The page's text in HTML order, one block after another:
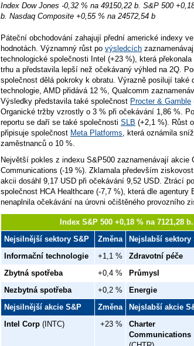
Index Dow Jones -0,32 % na 49150,22 b. S&P 500
b. Nasdaq Composite +0,55 % na 24572,54 b
Páteční obchodování zahajují přední americké indexy
hodnotách. Významný růst po výsledcích
technologické společnosti Intel (+23 %), která překonala
trhu a představila lepší než očekávaný výhled na 2Q.
společnost dělá pokroky k obratu. Výrazně posilují také
technologie, AMD přidává 12 %, Qualcomm
Výsledky představila také společnost Procter & Gamble
Organické tržby vzrostly o 3 % při očekávání 1,86 %.
reportu se daří se také společnosti SLB (+2,1 %). Růst
připisuje společnost Meta Platforms, která oznámila
zaměstnanců o 10 %.
Největší pokles z indexu S&P500 zaznamenávají akcie
Communications (-19 %). Zklamala především
akcii dosáhl 9,17 USD při očekávání 9,52 USD. Ztrácí
společnost HCA Healthcare (-7,7 %), která dle agentury
nenaplnila očekávání na úrovni očištěného provozního
Index S&P 500 +0,18 % na 7121,28 b.
Nejsilnější sektory S&P
Změna Nejslabší sektory
Informační technologie
+1,1 % Zdravotní péče
Zbytná spotřeba
+0,4 % Průmysl
Nezbytná spotřeba
+0,2 % Energie
Nejsilnější akcie S&P
Změna Nejslabší akcie
Intel Corp (INTC) +23 %
Charter
Communications